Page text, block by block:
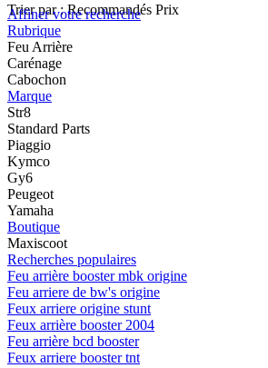
Trier par : Recommandés Prix
Affiner votre recherche
Rubrique
Feu Arrière
Carénage
Cabochon
Marque
Str8
Standard Parts
Piaggio
Kymco
Gy6
Peugeot
Yamaha
Boutique
Maxiscoot
Recherches populaires
Feu arrière booster mbk origine
Feu arriere de bw's origine
Feux arriere origine stunt
Feux arrière booster 2004
Feu arrière bcd booster
Feux arriere booster tnt